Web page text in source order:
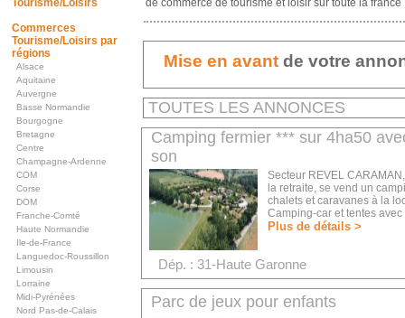
Tourisme/Loisirs
Commerces
Tourisme/Loisirs par
régions
Alsace
Aquitaine
Auvergne
Basse Normandie
Bourgogne
Bretagne
Centre
Champagne-Ardenne
COM
Corse
DOM
Franche-Comté
Haute Normandie
Ile-de-France
Languedoc-Roussillon
Limousin
Lorraine
Midi-Pyrénées
Nord Pas-de-Calais
de commerce de tourisme et loisir sur toute la france
Mise en avant de votre
TOUTES LES ANNONCES
Camping fermier *** sur 4ha50
son
Secteur REVEL
la retraite, se vend un
chalets et caravanes à la
Camping-car et tentes
Plus de détails >
Dép. : 31-Haute Garonne
Parc de jeux pour enfants